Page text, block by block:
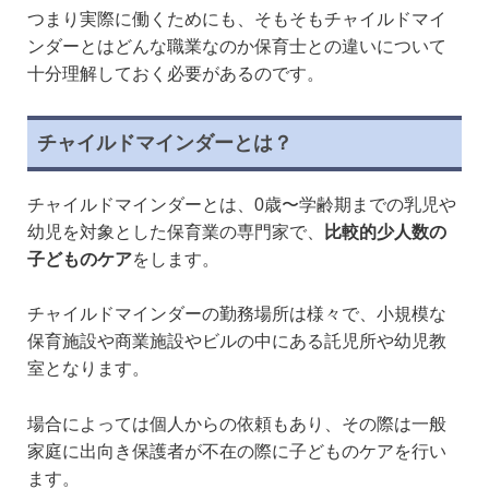
つまり実際に働くためにも、そもそもチャイルドマイ
ンダーとはどんな職業なのか保育士との違いについて
十分理解しておく必要があるのです。
チャイルドマインダーとは？
チャイルドマインダーとは、0歳〜学齢期までの乳児や
幼児を対象とした保育業の専門家で、
比較的少人数の
子どものケアをします。
チャイルドマインダーの勤務場所は様々で、小規模な
保育施設や商業施設やビルの中にある託児所や幼児教
室となります。
場合によっては個人からの依頼もあり、その際は一般
家庭に出向き保護者が不在の際に子どものケアを行い
ます。